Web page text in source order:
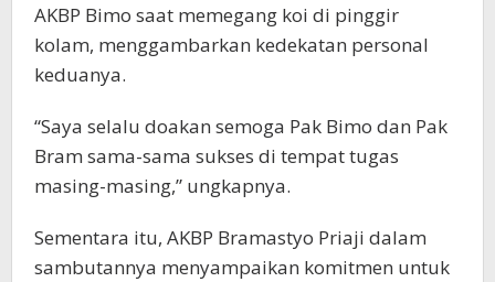
AKBP Bimo saat memegang koi di pinggir
kolam, menggambarkan kedekatan personal
keduanya.
“Saya selalu doakan semoga Pak Bimo dan Pak
Bram sama-sama sukses di tempat tugas
masing-masing,” ungkapnya.
Sementara itu, AKBP Bramastyo Priaji dalam
sambutannya menyampaikan komitmen untuk